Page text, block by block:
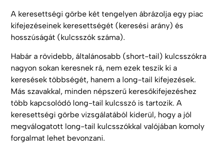
A keresettségi görbe két tengelyen ábrázolja egy piac
kifejezéseinek keresettségét (keresési arány) és
hosszúságát (kulcsszók száma).
Habár a rövidebb, általánosabb (short-tail) kulcsszókra
nagyon sokan keresnek rá, nem ezek teszik ki a
keresések többségét, hanem a long-tail kifejezések.
Más szavakkal, minden népszerű keresőkifejezéshez
több kapcsolódó long-tail kulcsszó is tartozik. A
keresettségi görbe vizsgálatából kiderül, hogy a jól
megválogatott long-tail kulcsszókkal valójában komoly
forgalmat lehet bevonzani.